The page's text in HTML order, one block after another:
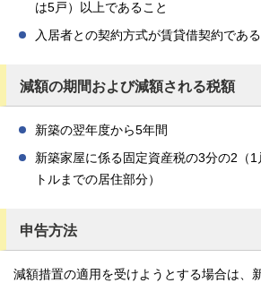
は5戸）以上であること
入居者との契約方式が賃貸借契約であ
減額の期間および減額される税額
新築の翌年度から5年間
新築家屋に係る固定資産税の3分の2（
トルまでの居住部分）
申告方法
減額措置の適用を受けようとする場合は、